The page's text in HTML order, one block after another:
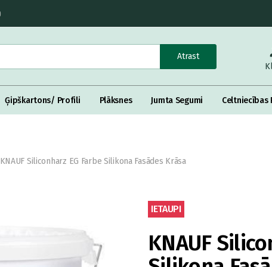
Atrast
Ģipškartons/ Profili Plāksnes Jumta Segumi Celtniecības
KNAUF Siliconharz EG Farbe Silikona Fasādes Krāsa
IETAUPI
KNAUF